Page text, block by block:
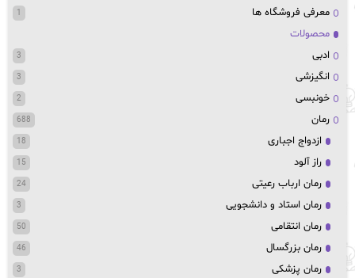
معرفی فروشگاه ها 1
محصولات
ادبی
3
انگیزشی 3
خونبسی 2
رمان 688
ازدواج اجباری 18
راز آلود 15
رمان ارباب رعیتی 24
رمان استاد و دانشجویی 3
رمان انتقامی 50
رمان بزرگسال 46
رمان پزشکی 3